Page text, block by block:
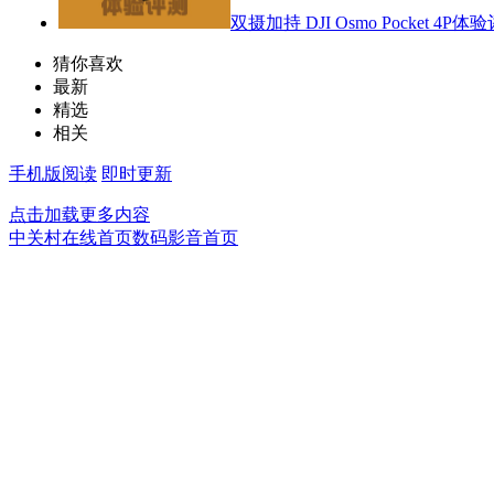
双摄加持 DJI Osmo Pocket 4P体验
猜你喜欢
最新
精选
相关
手机版阅读 即时更新
点击加载更多内容
中关村在线首页数码影音首页